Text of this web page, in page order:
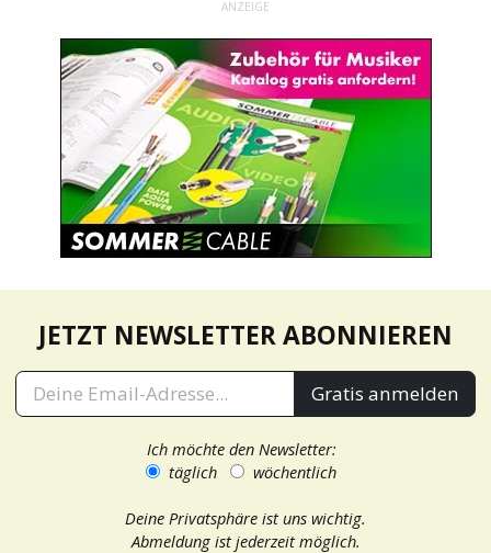
ANZEIGE
JETZT NEWSLETTER ABONNIEREN
Gratis anmelden
Ich möchte den Newsletter:
täglich
wöchentlich
Deine Privatsphäre ist uns wichtig.
Abmeldung ist jederzeit möglich.